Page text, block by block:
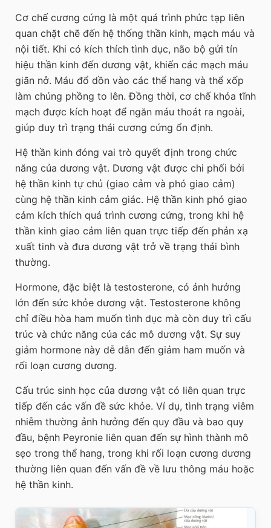
Cơ chế cương cứng là một quá trình phức tạp liên
quan chặt chẽ đến hệ thống thần kinh, mạch máu và
nội tiết. Khi có kích thích tình dục, não bộ gửi tín
hiệu thần kinh đến dương vật, khiến các mạch máu
giãn nở. Máu đổ dồn vào các thể hang và thể xốp
làm chúng phồng to lên. Đồng thời, cơ chế khóa tĩnh
mạch được kích hoạt để ngăn máu thoát ra ngoài,
giúp duy trì trạng thái cương cứng ổn định.
Hệ thần kinh đóng vai trò quyết định trong chức
năng của dương vật. Dương vật được chi phối bởi
hệ thần kinh tự chủ (giao cảm và phó giao cảm)
cùng hệ thần kinh cảm giác. Hệ thần kinh phó giao
cảm kích thích quá trình cương cứng, trong khi hệ
thần kinh giao cảm liên quan trực tiếp đến phản xạ
xuất tinh và đưa dương vật trở về trạng thái bình
thường.
Hormone, đặc biệt là testosterone, có ảnh hưởng
lớn đến sức khỏe dương vật. Testosterone không
chỉ điều hòa ham muốn tình dục mà còn duy trì cấu
trúc và chức năng của các mô dương vật. Sự suy
giảm hormone này dễ dẫn đến giảm ham muốn và
rối loạn cương dương.
Cấu trúc sinh học của dương vật có liên quan trực
tiếp đến các vấn đề sức khỏe. Ví dụ, tình trạng viêm
nhiễm thường ảnh hưởng đến quy đầu và bao quy
đầu, bệnh Peyronie liên quan đến sự hình thành mô
sẹo trong thể hang, trong khi rối loạn cương dương
thường liên quan đến vấn đề về lưu thông máu hoặc
hệ thần kinh.